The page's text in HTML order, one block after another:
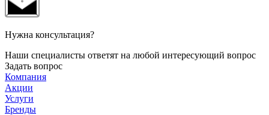
Нужна консультация?
Наши специалисты ответят на любой интересующий вопрос
Задать вопрос
Компания
Акции
Услуги
Бренды